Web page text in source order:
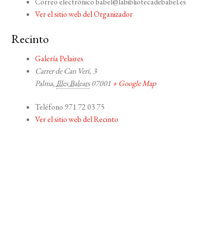
Ver el sitio web del Organizador
Recinto
Galería Pelaires
Carrer de Can Verí, 3
Palma,Illes Balears 07001 + Google Map
Teléfono 971 72 03 75
Ver el sitio web del Recinto